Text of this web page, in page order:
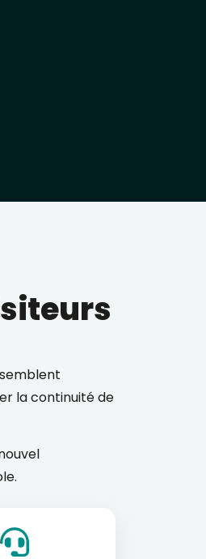
la continuité de